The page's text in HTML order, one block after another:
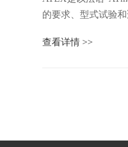
的要求、型式试验和适应的例行试
查看详情 >>